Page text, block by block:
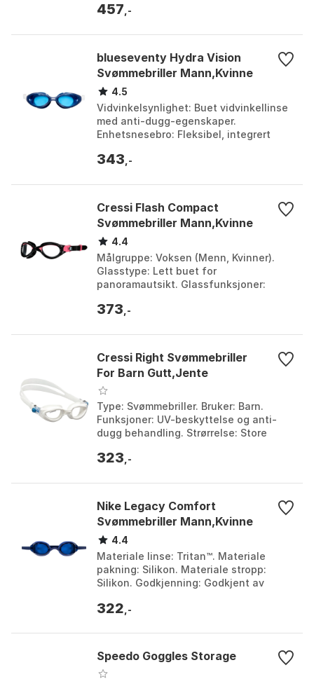
457 ,-
blueseventy Hydra Vision
Svømmebriller Mann,Kvinne
4.5
Vidvinkelsynlighet: Buet vidvinkellinse
med anti-dugg-egenskaper.
Enhetsnesebro: Fleksibel, integrert
Lav profil, lavt drag...
343 ,-
Cressi Flash Compact
Svømmebriller Mann,Kvinne
4.4
Målgruppe: Voksen (Menn, Kvinner).
Glasstype: Lett buet for
panoramautsikt. Glassfunksjoner:
100% UV-beskyttelse. Justering...
373 ,-
Cressi Right Svømmebriller
For Barn Gutt,Jente
Type: Svømmebriller. Bruker: Barn.
Funksjoner: UV-beskyttelse og anti-
dugg behandling. Strørrelse: Store
Farge: White / blue...
323 ,-
Nike Legacy Comfort
Svømmebriller Mann,Kvinne
4.4
Materiale linse: Tritan™. Materiale
pakning: Silikon. Materiale stropp:
Silikon. Godkjenning: Godkjent av
Størrelse: One S...
322 ,-
Speedo Goggles Storage